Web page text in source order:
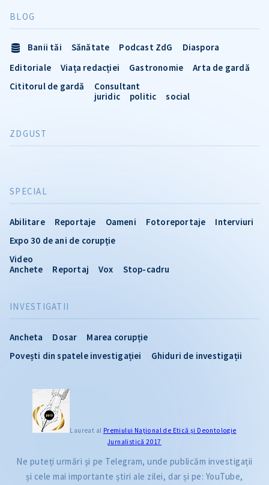
INVESTIGATII
Ancheta Dosar
Marea corupție
Povești din spatele investigației
Ghiduri de investigații
SPECIAL
Abilitare Reportaje Oameni Fotoreportaje
Interviuri
Expo 30 de ani de corupție
Video
Anchete
Reportaj Vox Stop-cadru
BLOG
Banii tăi Sănătate Podcast ZdG
Diaspora
Editoriale
Viața redacției Gastronomie
Arta de gardă
Cititorul de gardă
Consultant
juridic
politic social
ZDGUST
Laureat al Premiului Naţional de Etică și Deontologie
Jurnalistică 2017
Ne puteți urmări și pe Telegram, unde publicăm investigații
și cele mai importante știri ale zilei, dar și pe: YouTube,